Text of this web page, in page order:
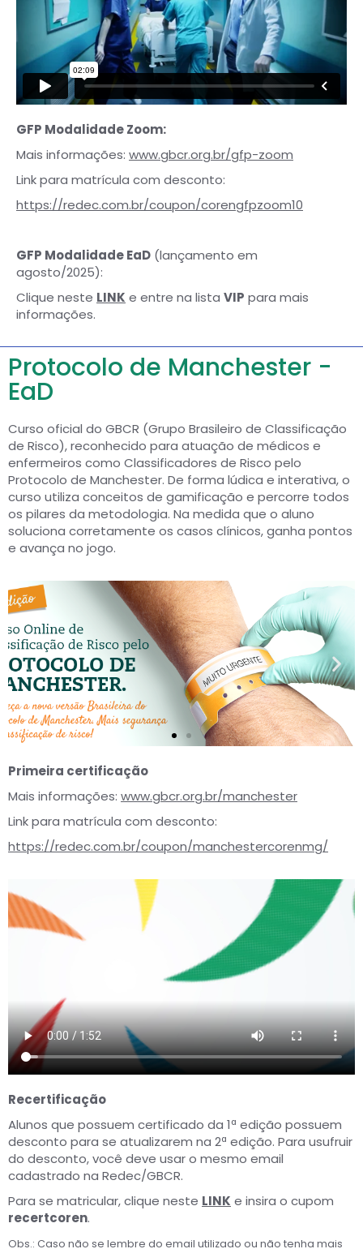
GFP Modalidade Zoom:
Mais informações: www.gbcr.org.br/gfp-zoom
Link para matrícula com desconto:
https://redec.com.br/coupon/corengfpzoom10
GFP Modalidade EaD (lançamento em
agosto/2025):
Clique neste LINK e entre na lista VIP para mais
informações.
Protocolo de Manchester -
EaD
Curso oficial do GBCR (Grupo Brasileiro de Classificação
de Risco), reconhecido para atuação de médicos e
enfermeiros como Classificadores de Risco pelo
Protocolo de Manchester. De forma lúdica e interativa, o
curso utiliza conceitos de gamificação e percorre todos
os pilares da metodologia. Na medida que o aluno
soluciona corretamente os casos clínicos, ganha pontos
e avança no jogo.
Primeira certificação
Mais informações: www.gbcr.org.br/manchester
Link para matrícula com desconto:
https://redec.com.br/coupon/manchestercorenmg/
Recertificação
Alunos que possuem certificado da 1ª edição possuem
desconto para se atualizarem na 2ª edição. Para usufruir
do desconto, você deve usar o mesmo email
cadastrado na Redec/GBCR.
Para se matricular, clique neste LINK e insira o cupom
recertcoren.
Obs.: Caso não se lembre do email utilizado ou não tenha mais